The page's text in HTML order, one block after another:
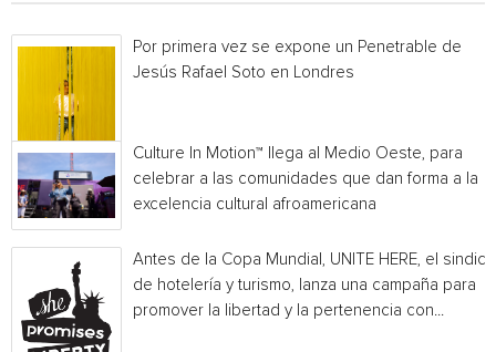
Por primera vez se expone un Penetrable de
Jesús Rafael Soto en Londres
Culture In Motion™ llega al Medio Oeste, para
celebrar a las comunidades que dan forma a la
excelencia cultural afroamericana
Antes de la Copa Mundial, UNITE HERE, el
de hotelería y turismo, lanza una campaña para
promover la libertad y la pertenencia con...